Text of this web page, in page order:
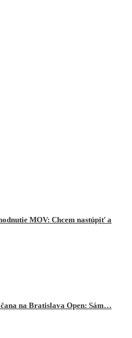
MOV: Chcem nastúpiť a
na Bratislava Open: Sám…